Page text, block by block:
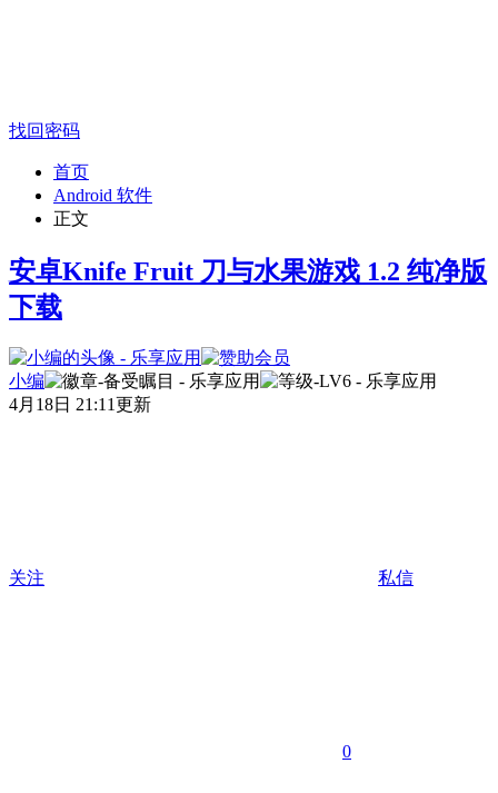
找回密码
首页
Android 软件
正文
安卓Knife Fruit 刀与水果游戏 1.2 纯净版
下载
小编
4月18日 21:11更新
关注 私信
0